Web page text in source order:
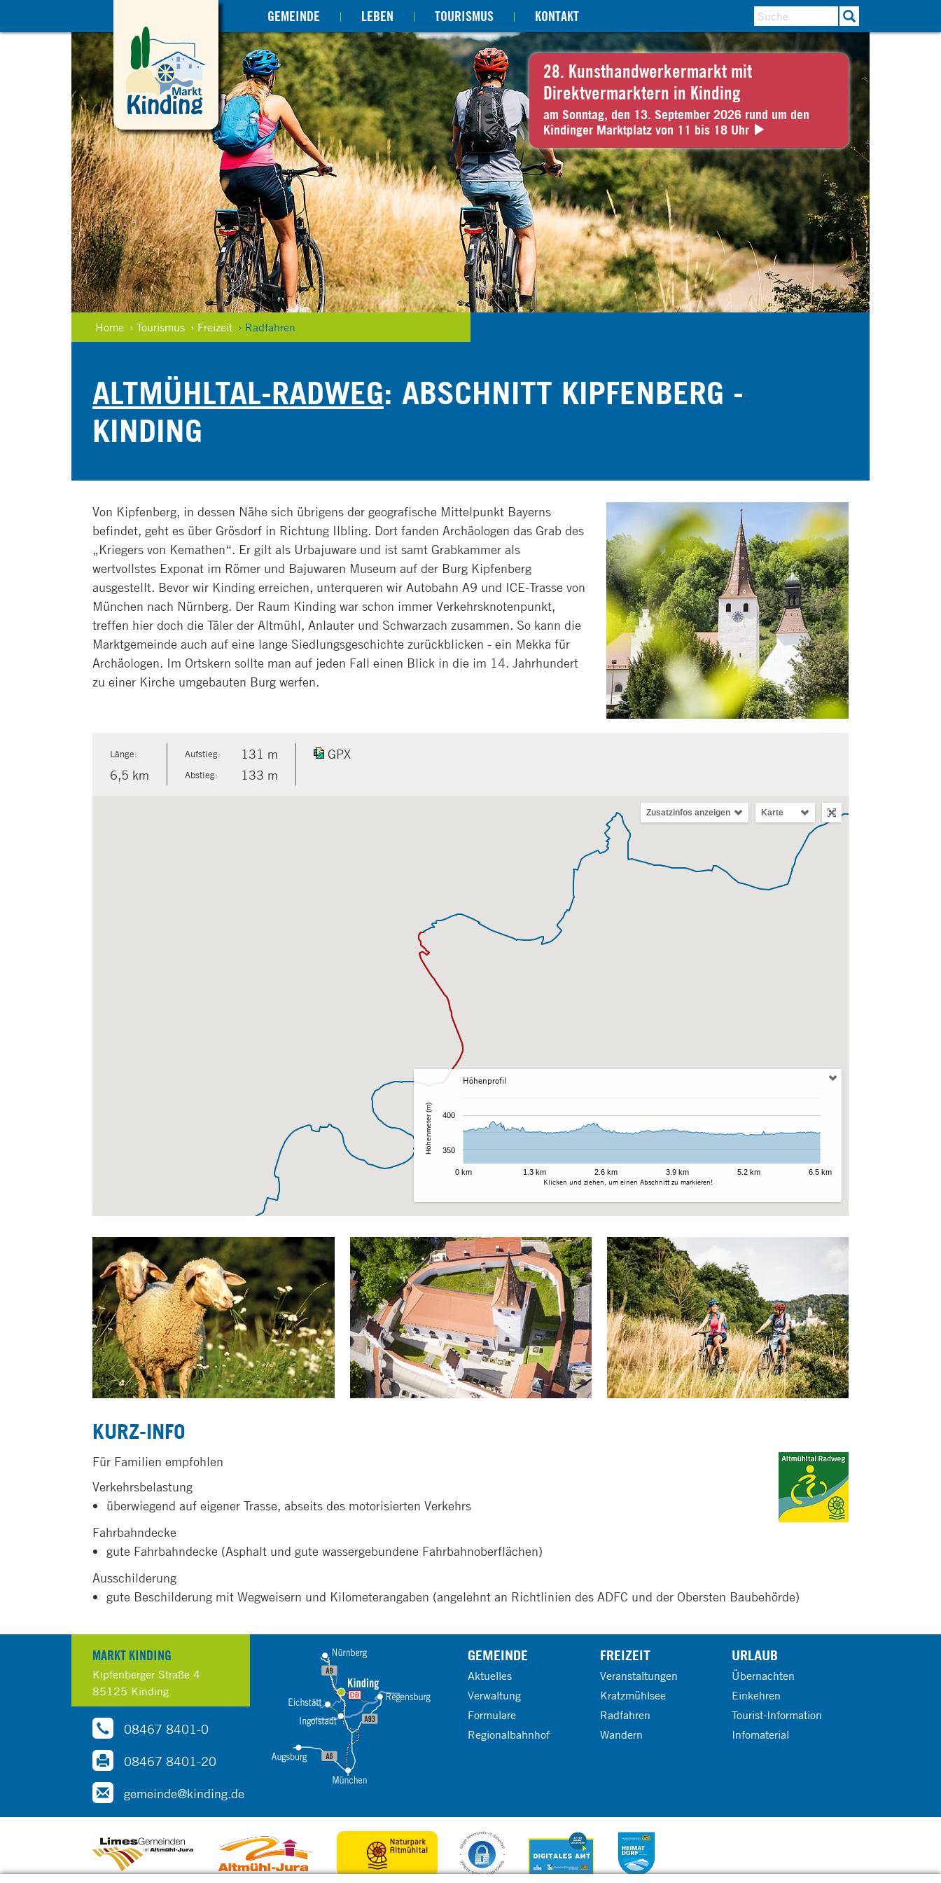
GEMEINDE LEBEN TOURISMUS KONTAKT
28. Kunsthandwerkermarkt mit
Direktvermarktern in Kinding
am Sonntag, den 13. September 2026 rund um den
Kindinger Marktplatz von 11 bis 18 Uhr
Home › Tourismus › Freizeit › Radfahren
ALTMÜHLTAL-RADWEG: ABSCHNITT KIPFENBERG -
KINDING
Von Kipfenberg, in dessen Nähe sich übrigens der geografische Mittelpunkt Bayerns
befindet, geht es über Grösdorf in Richtung Ilbling. Dort fanden Archäologen das Grab des
„Kriegers von Kemathen“. Er gilt als Urbajuware und ist samt Grabkammer als
wertvollstes Exponat im Römer und Bajuwaren Museum auf der Burg Kipfenberg
ausgestellt. Bevor wir Kinding erreichen, unterqueren wir Autobahn A9 und ICE-Trasse von
München nach Nürnberg. Der Raum Kinding war schon immer Verkehrsknotenpunkt,
treffen hier doch die Täler der Altmühl, Anlauter und Schwarzach zusammen. So kann die
Marktgemeinde auch auf eine lange Siedlungsgeschichte zurückblicken - ein Mekka für
Archäologen. Im Ortskern sollte man auf jeden Fall einen Blick in die im 14. Jahrhundert
zu einer Kirche umgebauten Burg werfen.
Länge:
6,5 km
Aufstieg: 131 m
Abstieg: 133 m
GPX
Zusatzinfos anzeigen Karte
Klicken und ziehen, um einen Abschnitt zu markieren!
Höhenprofil
0 km 1.3 km 2.6 km 3.9 km 5.2 km 6.5 km
350
400
Höhenmeter (m)
KURZ-INFO
Für Familien empfohlen
Verkehrsbelastung
überwiegend auf eigener Trasse, abseits des motorisierten Verkehrs
Fahrbahndecke
gute Fahrbahndecke (Asphalt und gute wassergebundene Fahrbahnoberflächen)
Ausschilderung
gute Beschilderung mit Wegweisern und Kilometerangaben (angelehnt an Richtlinien des ADFC und der Obersten Baubehörde)
MARKT KINDING
Kipfenberger Straße 4
85125 Kinding
08467 8401-0
08467 8401-20
gemeinde@kinding.de
GEMEINDE
Aktuelles
Verwaltung
Formulare
Regionalbahnhof
FREIZEIT
Veranstaltungen
Kratzmühlsee
Radfahren
Wandern
URLAUB
Übernachten
Einkehren
Tourist-Information
Infomaterial